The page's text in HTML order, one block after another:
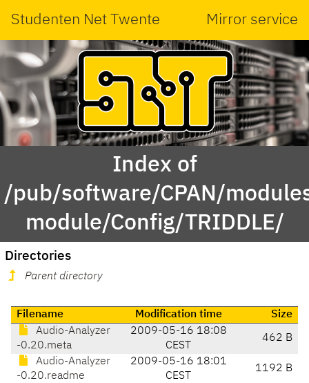
Studenten Net Twente Mirror service
Index of
/pub/software/CPAN/
module/Config/TRIDDLE/
Directories
Parent directory
Filename Modification time
Size
Audio-Analyzer
-0.20.meta
2009-05-16 18:08
CEST
462 B
Audio-Analyzer
-0.20.readme
2009-05-16 18:01
CEST
1192 B